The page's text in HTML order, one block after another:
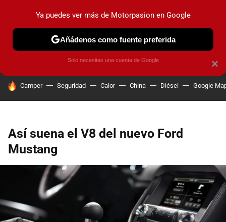
PRUEBAS COCHES ELÉCTRICOS OBSERVATORIO
HOY SE HABLA DE
Camper Seguridad Calor China Diésel Google
Así suena el V8 del nuevo Ford
Mustang
×
Ya puedes ver más de Motorpasion en Google
Añádenos como fuente preferida
Solo necesitas una cuenta de Google